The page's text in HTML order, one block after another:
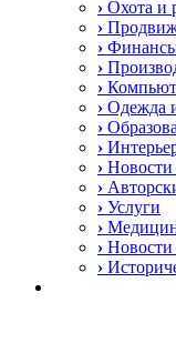
› Охота и
›
›
›
›
› Одежда
›
›
› Новости
›
› Услуги
›
›
›